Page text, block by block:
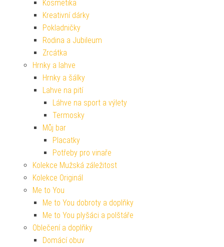
Kosmetika
Kreativní dárky
Pokladničky
Rodina a Jubileum
Zrcátka
Hrnky a lahve
Hrnky a šálky
Lahve na pití
Láhve na sport a výlety
Termosky
Můj bar
Placatky
Potřeby pro vinaře
Kolekce Mužská záležitost
Kolekce Originál
Me to You
Me to You dobroty a doplňky
Me to You plyšáci a polštáře
Oblečení a doplňky
Domácí obuv